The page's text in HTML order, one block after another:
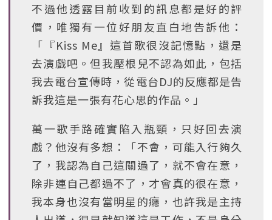
不過他透露目前收到的訊息都是好的評
價，唯獨有一位好朋友直白地告訴他：
「『Kiss Me』這首歌很沒記憶點，還是
去演戲吧。但我壓根兒不認為如此，包括
我去電台宣傳時，從電台DJ的反應都是告
訴我這是一張有花心思的作品。」
萬一歌手路確實陷入瓶頸，只好回去演
戲？他沒有多想：「不會，可能入行夠久
了，我認為自己這關過了，就不會在意，
除非連自己都過不了，才會真的很在意，
我本身也沒有當明星的癮，也許我是主持